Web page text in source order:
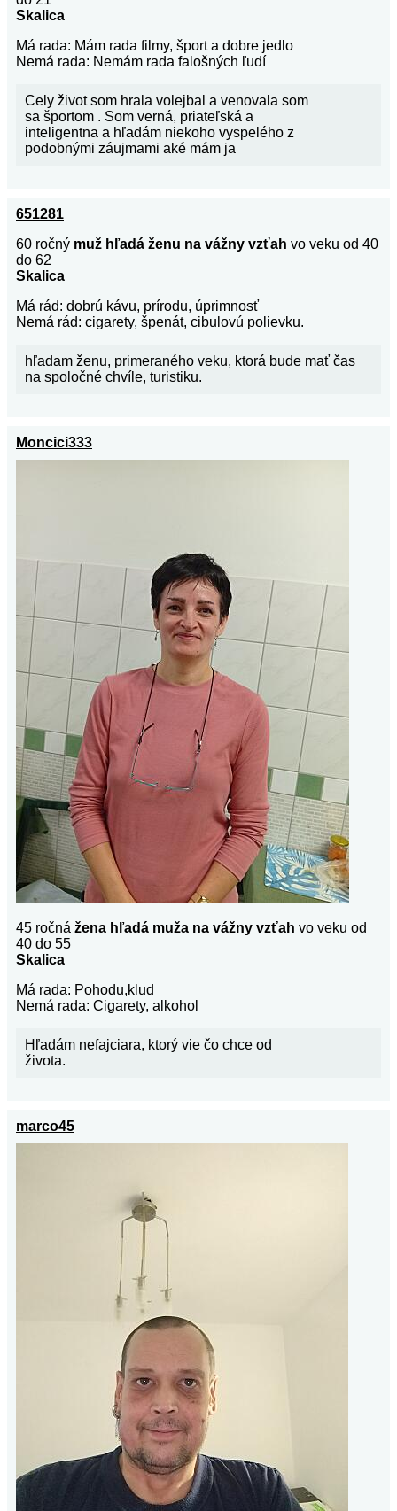
Skalica
Má rada: Mám rada filmy, šport a dobre jedlo
Nemá rada: Nemám rada falošných ľudí
Cely život som hrala volejbal a venovala som
sa športom . Som verná, priateľská a
inteligentna a hľadám niekoho vyspelého z
podobnými záujmami aké mám ja
651281
60 ročný muž hľadá ženu na vážny vzťah vo veku od 40
do 62
Skalica
Má rád: dobrú kávu, prírodu, úprimnosť
Nemá rád: cigarety, špenát, cibulovú polievku.
hľadam ženu, primeraného veku, ktorá bude mať čas
na spoločné chvíle, turistiku.
Moncici333
45 ročná žena hľadá muža na vážny vzťah vo veku od
40 do 55
Skalica
Má rada: Pohodu,klud
Nemá rada: Cigarety, alkohol
Hľadám nefajciara, ktorý vie čo chce od
života.
marco45